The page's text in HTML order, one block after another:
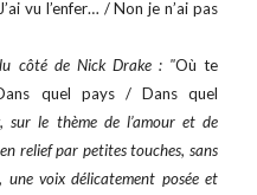
vu l’enfer… / Non je n’ai pas
côté de Nick Drake : "Où te
quel pays / Dans quel
sur le thème de l’amour et de
relief par petites touches, sans
une voix délicatement posée et